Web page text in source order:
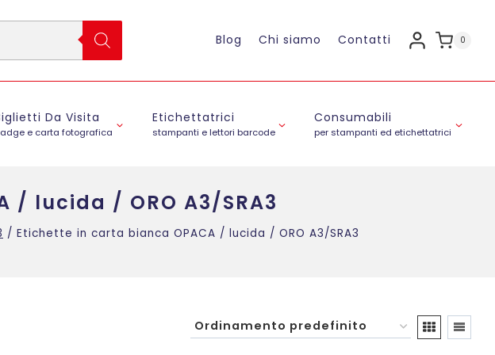
Blog Chi siamo Contatti 0
Da Visita
e carta fotografica
Etichettatrici
stampanti e lettori barcode
Consumabili
per stampanti ed etichettatrici
/ lucida / ORO A3/SRA3
/ Etichette in carta bianca OPACA / lucida / ORO A3/SRA3